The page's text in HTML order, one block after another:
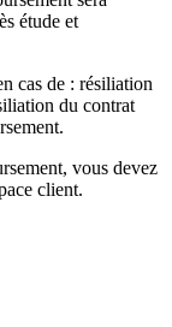
étude et
cas de : résiliation
du contrat
vous devez
client.